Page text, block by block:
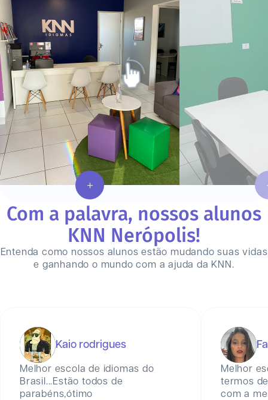
Com a palavra, nossos alunos
KNN Nerópolis!
Entenda como nossos alunos estão mudando suas vidas
e ganhando o mundo com a ajuda da KNN.
Kaio rodrigues
Melhor escola de idiomas do
Brasil...Estão todos de
parabéns,ótimo
Melhor
termos
com a